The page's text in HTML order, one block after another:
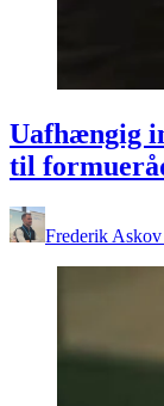
Uafhængig
til
Frederik